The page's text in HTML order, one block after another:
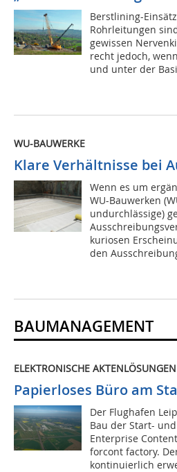
Berstlining-
Rohrleitungen
gewissen
recht jedoch,
und unter der
WU-BAUWERKE
Klare Verhältnisse bei
Wenn es um
WU-Bauwerken
undurchlässige)
kuriosen
den
BAUMANAGEMENT
ELEKTRONISCHE AKTENLÖSUNGEN
Papierloses Büro am
Der Flughafen
Bau der Start-
Enterprise
forcont factory.
kontinuierlich